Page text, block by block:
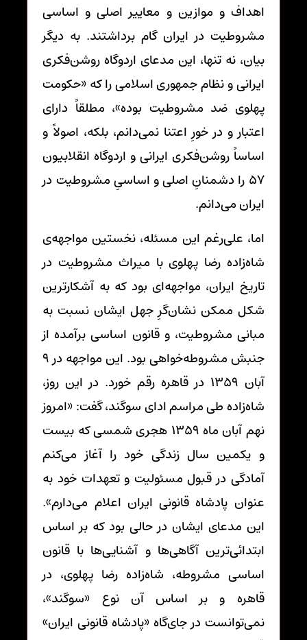
اهداف و موازین و معاییر اصلی و اساسی
مشروطیت در ایران گام برداشتند. به دیگر
بیان، نه تنها، این مدعای اردوگاه روشن‌فکری
ایرانی و نظام جمهوری اسلامی را که «حکومت
پهلوی ضد مشروطیت بوده»، مطلقاً دارای
اعتبار و در خورِ اعتنا نمی‌دانم، بلکه، اصولاً و
اساساً روشن‌فکری ایرانی و اردوگاه انقلابیون
57 را دشمنانِ اصلی و اساسیِ مشروطیت در
ایران می‌دانم.
اما، علی‌رغم این مسئله، نخستین مواجهه‌ی
شاه‌زاده رضا پهلوی با میراث مشروطیت در
تاریخ ایران، مواجهه‌ای بود که به آشکارترین
شکل ممکن نشان‌گرِ جهل ایشان نسبت به
مبانی مشروطیت، و قانون اساسی برآمده از
جنبش مشروطه‌خواهی بود. این مواجهه در 9
آبان 1359 در قاهره رقم خورد. در این روز،
شاه‌زاده طی مراسم ادای سوگند، گفت: «امروز
نهم آبان ماه 1359 هجری شمسی که بیست
و یکمین سال زندگی خود را آغاز می‌کنم
آمادگی در قبول مسئولیت و تعهدات خود به
عنوان پادشاه قانونی ایران اعلام می‌دارم».
این مدعای ایشان در حالی بود که بر اساس
ابتدائی‌ترین آگاهی‌ها و آشنایی‌ها با قانون
اساسی مشروطه، شاه‌زاده رضا پهلوی، در
قاهره و بر اساس آن نوع «سوگند»،
نمی‌توانست در جای‌گاه «پادشاه قانونی ایران»